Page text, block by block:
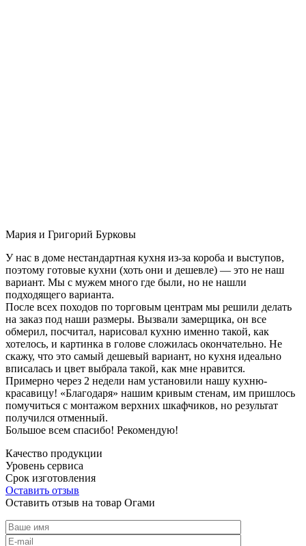
Мария и Григорий Бурковы
У нас в доме нестандартная кухня из-за короба и выступов,
поэтому готовые кухни (хоть они и дешевле) — это не наш
вариант. Мы с мужем много где были, но не нашли
подходящего варианта.
После всех походов по торговым центрам мы решили делать
на заказ под наши размеры. Вызвали замерщика, он все
обмерил, посчитал, нарисовал кухню именно такой, как
хотелось, и картинка в голове сложилась окончательно. Не
скажу, что это самый дешевый вариант, но кухня идеально
вписалась и цвет выбрала такой, как мне нравится.
Примерно через 2 недели нам установили нашу кухню-
красавицу! «Благодаря» нашим кривым стенам, им пришлось
помучиться с монтажом верхних шкафчиков, но результат
получился отменный.
Большое всем спасибо! Рекомендую!
Качество продукции
Уровень сервиса
Срок изготовления
Оставить отзыв
Оставить отзыв на товар Огами